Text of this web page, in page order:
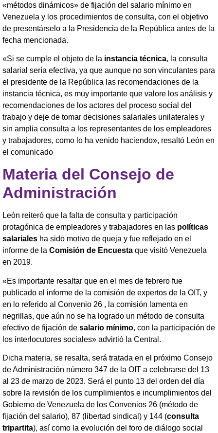
«métodos dinámicos» de fijación del salario mínimo en
Venezuela y los procedimientos de consulta, con el objetivo
de presentárselo a la Presidencia de la República antes de la
fecha mencionada.
«Si se cumple el objeto de la instancia técnica, la consulta
salarial sería efectiva, ya que aunque no son vinculantes para
el presidente de la República las recomendaciones de la
instancia técnica, es muy importante que valore los análisis y
recomendaciones de los actores del proceso social del
trabajo y deje de tomar decisiones salariales unilaterales y
sin amplia consulta a los representantes de los empleadores
y trabajadores, como lo ha venido haciendo», resaltó León en
el comunicado
Materia del Consejo de
Administración
León reiteró que la falta de consulta y participación
protagónica de empleadores y trabajadores en las políticas
salariales ha sido motivo de queja y fue reflejado en el
informe de la Comisión de Encuesta que visitó Venezuela
en 2019.
«Es importante resaltar que en el mes de febrero fue
publicado el informe de la comisión de expertos de la OIT, y
en lo referido al Convenio 26 , la comisión lamenta en
negrillas, que aún no se ha logrado un método de consulta
efectivo de fijación de salario mínimo, con la participación de
los interlocutores sociales» advirtió la Central.
Dicha materia, se resalta, será tratada en el próximo Consejo
de Administración número 347 de la OIT a celebrarse del 13
al 23 de marzo de 2023. Será el punto 13 del orden del día
sobre la revisión de los cumplimientos e incumplimientos del
Gobierno de Venezuela de los Convenios 26 (método de
fijación del salario), 87 (libertad sindical) y 144 (consulta
tripartita), así como la evolución del foro de diálogo social